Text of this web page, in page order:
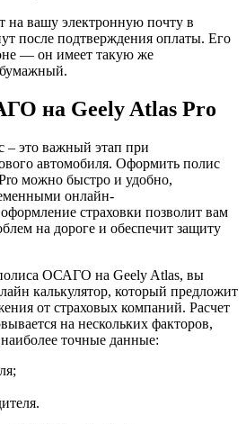
вашу электронную почту в
после подтверждения оплаты. Его
— он имеет такую же
на Geely Atlas Pro
это важный этап при
автомобиля. Оформить полис
можно быстро и удобно,
онлайн-
страховки позволит вам
на дороге и обеспечит защиту
ОСАГО на Geely Atlas, вы
калькулятор, который предложит
от страховых компаний. Расчет
на нескольких факторов,
точные данные: